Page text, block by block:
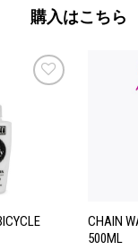
購入はこちら
CHAIN
500ML